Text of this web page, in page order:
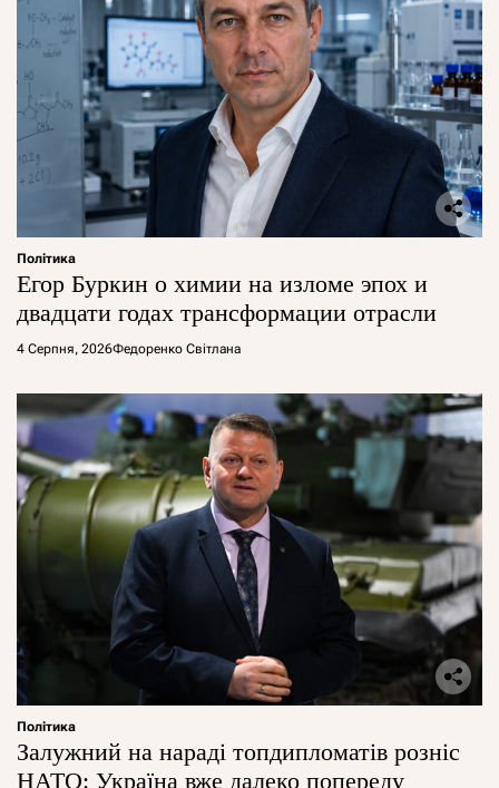
Політика
Егор Буркин о химии на изломе эпох и
двадцати годах трансформации отрасли
4 Серпня, 2026Федоренко Світлана
Політика
Залужний на нараді топдипломатів розніс
НАТО: Україна вже далеко попереду